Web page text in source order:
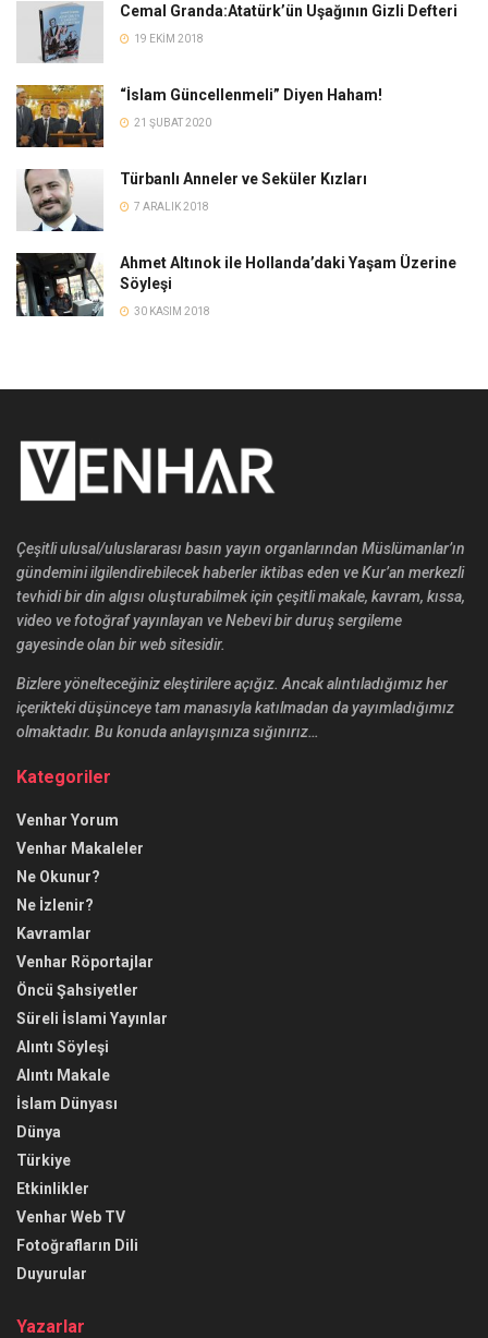
Cemal Granda:Atatürk’ün Uşağının Gizli Defteri
19 EKIM 2018
“İslam Güncellenmeli” Diyen Haham!
21 ŞUBAT 2020
Türbanlı Anneler ve Seküler Kızları
7 ARALIK 2018
Ahmet Altınok ile Hollanda’daki Yaşam Üzerine
Söyleşi
30 KASIM 2018
Çeşitli ulusal/uluslararası basın yayın organlarından Müslümanlar’ın
gündemini ilgilendirebilecek haberler iktibas eden ve Kur’an merkezli
tevhidi bir din algısı oluşturabilmek için çeşitli makale, kavram, kıssa,
video ve fotoğraf yayınlayan ve Nebevi bir duruş sergileme
gayesinde olan bir web sitesidir.
Bizlere yönelteceğiniz eleştirilere açığız. Ancak alıntıladığımız her
içerikteki düşünceye tam manasıyla katılmadan da yayımladığımız
olmaktadır. Bu konuda anlayışınıza sığınırız…
Kategoriler
Venhar Yorum
Venhar Makaleler
Ne Okunur?
Ne İzlenir?
Kavramlar
Venhar Röportajlar
Öncü Şahsiyetler
Süreli İslami Yayınlar
Alıntı Söyleşi
Alıntı Makale
İslam Dünyası
Dünya
Türkiye
Etkinlikler
Venhar Web TV
Fotoğrafların Dili
Duyurular
Yazarlar